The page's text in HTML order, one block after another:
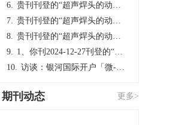
6. 贵刊刊登的“超声焊头的动力学分析与优化设计”，作者lizhiwei，时间2024-12-27，该论文由我本人在机电工程技术2024年第10期公开发表，lizhiwei并非本人，请将文章删除，消除影响，谢谢！
7. 贵刊刊登的“超声焊头的动力学分析与优化设计”，作者lizhiwei，时间2024-12-27，该论文由我本人在机电工程技术2024年第10期公开发表，lizhiwei并非本人，请将文章删除，消除影响，谢谢！
8. 贵刊刊登的“超声焊头的动力学分析与优化设计”，作者lizhiwei，时间2024-12-27，该论文由我本人在机电工程技术2024年第10期公开发表，lizhiwei并非本人，请将文章删除，消除影响，谢谢！
9. 1、你刊2024-12-27刊登的“超声焊头的动力学分析与优化设计论文”，是由我本人在“机电工程技术”，在2024年第10期公开发表的，而本刊转载“lizhiwei”非本人操作，请尽快将其删除，消除不良影响。
10. 访谈：银河国际开户「微-97905670-信」上分客服开户电话在线注册现场经理。机械文明荒野生存游戏《荒野起源》超新星测试将于12月18日上午10点正式开启!本次测试资格已陆续发放!各位拓荒者们准备好了么。
期刊动态 更多>